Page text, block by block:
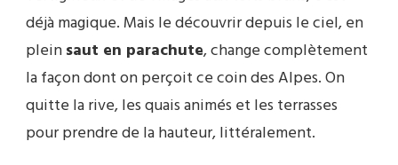
déjà magique. Mais le découvrir depuis le ciel, en
pleinsaut en parachute, change complètement
la façon dont on perçoit ce coin des Alpes. On
quitte la rive, les quais animés et les terrasses
pour prendre de la hauteur, littéralement.